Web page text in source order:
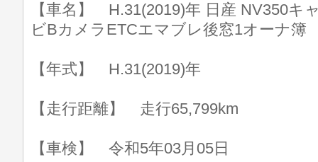
【車名】 H.31(2019)年 日産 NV350キ
ビBカメラETCエマブレ後窓1オーナ簿
【年式】 H.31(2019)年
【走行距離】 走行65,799km
【車検】 令和5年03月05日